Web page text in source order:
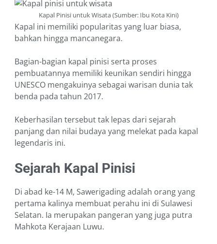
Kapal Pinisi untuk Wisata (Sumber: Ibu Kota Kini)
Kapal ini memiliki popularitas yang luar biasa,
bahkan hingga mancanegara.
Bagian-bagian kapal pinisi serta proses
pembuatannya memiliki keunikan sendiri hingga
UNESCO mengakuinya sebagai warisan dunia tak
benda pada tahun 2017.
Keberhasilan tersebut tak lepas dari sejarah
panjang dan nilai budaya yang melekat pada kapal
legendaris ini.
Sejarah Kapal Pinisi
Di abad ke-14 M, Sawerigading adalah orang yang
pertama kalinya membuat perahu ini di Sulawesi
Selatan. Ia merupakan pangeran yang juga putra
Mahkota Kerajaan Luwu.